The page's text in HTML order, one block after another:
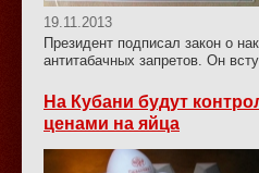
19.11.2013
Президент подписал закон о
антитабачных запретов. Он
На Кубани будут
ценами на яйца